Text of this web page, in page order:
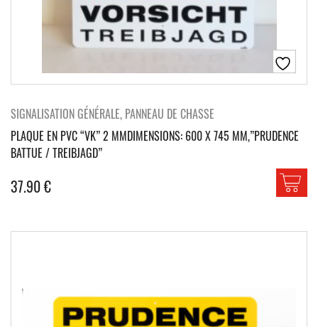
SIGNALISATION GÉNÉRALE, PANNEAU DE CHASSE
PLAQUE EN PVC “VK” 2 MMDIMENSIONS: 600 X 745 MM,”PRUDENCE
BATTUE / TREIBJAGD”
37.90€